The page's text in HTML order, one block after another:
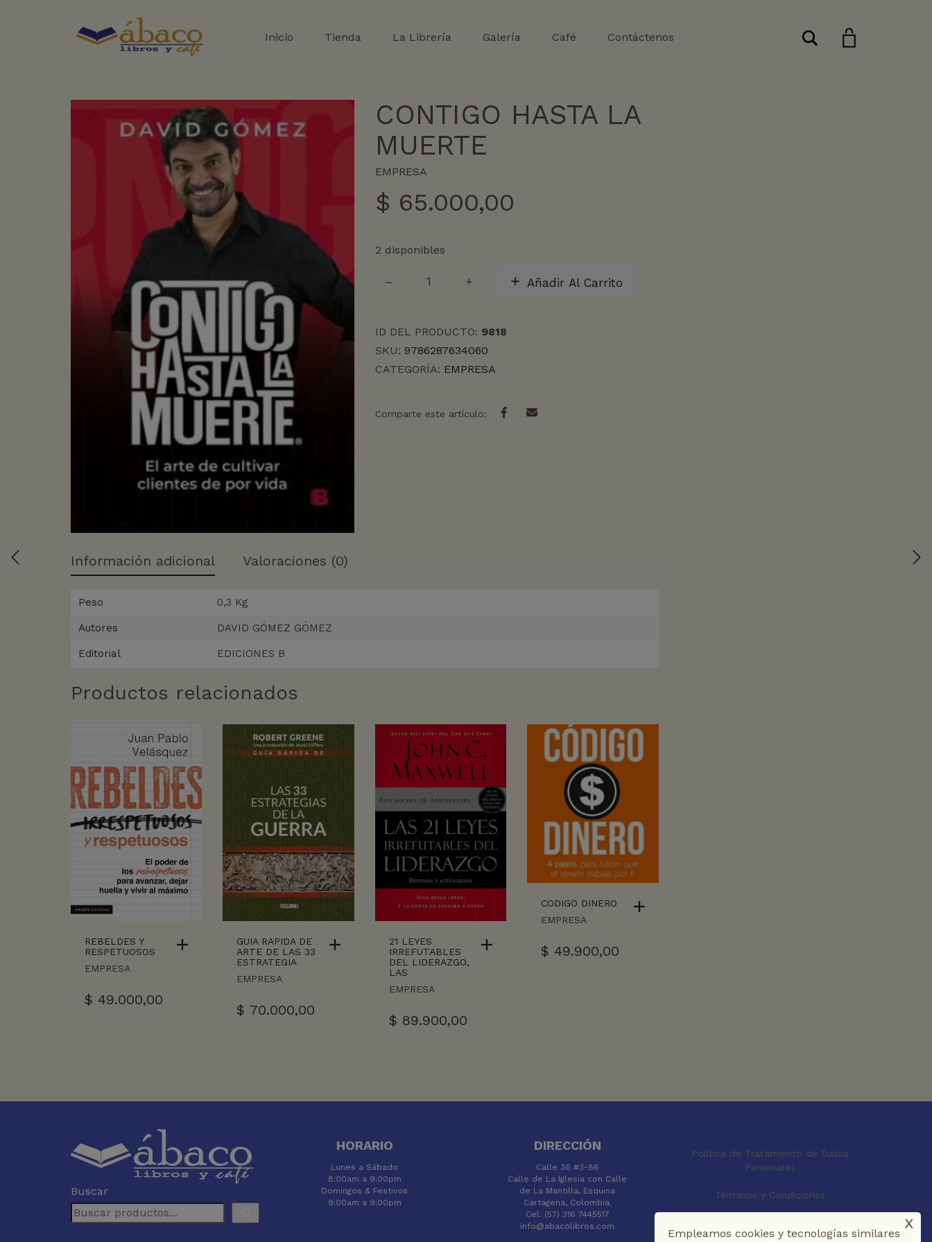
Inicio Tienda La Librería Galería Café Contáctenos Buscar
+
CONTIGO HASTA LA
MUERTE
EMPRESA
$ 65.000,00
2 disponibles
HASTA
cantidad
Añadir Al Carrito
ID DEL PRODUCTO: 9818
SKU: 9786287634060
CATEGORÍA: EMPRESA
Comparte este artículo:
Información adicional Valoraciones (0)
Peso 0,3 Kg
Autores DAVID GÓMEZ GÓMEZ
Editorial EDICIONES B
Productos relacionados
REBELDES Y
RESPETUOSOS
EMPRESA
$ 49.000,00
GUIA RAPIDA DE
ARTE DE LAS 33
ESTRATEGIA
EMPRESA
$ 70.000,00
21 LEYES
IRREFUTABLES
DEL LIDERAZGO,
LAS
EMPRESA
$ 89.900,00
CODIGO DINERO
EMPRESA
$ 49.900,00
Buscar
HORARIO
Lunes a Sábado
8:00am a 9:00pm
Domingos & Festivos
9:00am a 9:00pm
DIRECCIÓN
Calle 36 #3-86
Calle de La Iglesia con Calle
de La Mantilla, Esquina
Cartagena, Colombia.
Cel. (57) 316 7445517
info@abacolibros.com
Política de Tratamiento de Datos
Personales
Términos y Condiciones
Empleamos cookies y tecnologías similares
x